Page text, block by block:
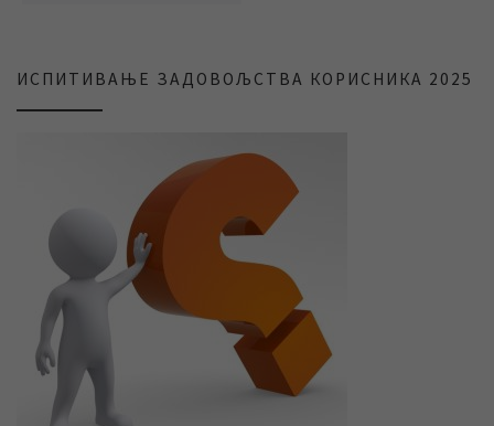
ИСПИТИВАЊЕ ЗАДОВОЉСТВА КОРИСНИКА 2025